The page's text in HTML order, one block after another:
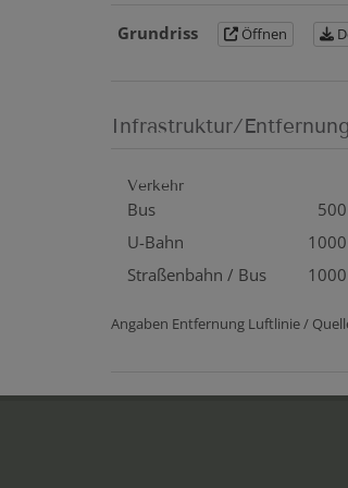
Grundriss Öffnen
Infrastruktur/
Verkehr
Bus
U-Bahn
Straßenbahn / Bus
Angaben Entfernung Luftlinie /